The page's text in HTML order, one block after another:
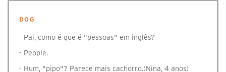
DOG
- Pai, como é que é "pessoas" em inglês?
- People.
- Hum, "pipo"? Parece mais cachorro.(Nina, 4 anos)